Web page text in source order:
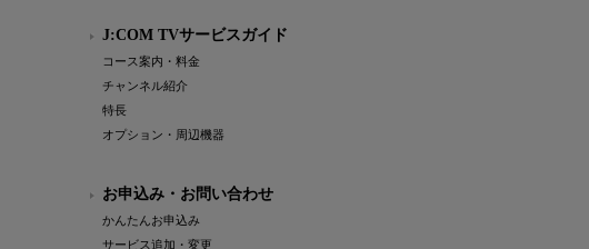
J:COM TVサービスガイド
コース案内・料金
チャンネル紹介
特長
オプション・周辺機器
お申込み・お問い合わせ
かんたんお申込み
サービス追加・変更